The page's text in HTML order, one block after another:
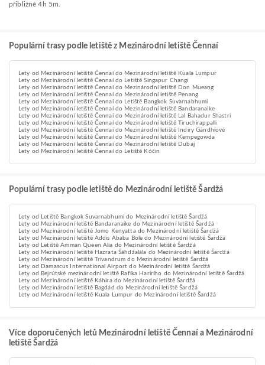
přibližně 4h 5m.
Populární trasy podle letiště z Mezinárodní letiště Čennaí
Lety od Mezinárodní letiště Čennaí do Mezinárodní letiště Kuala Lumpur
Lety od Mezinárodní letiště Čennaí do Letiště Singapur Changi
Lety od Mezinárodní letiště Čennaí do Mezinárodní letiště Don Mueang
Lety od Mezinárodní letiště Čennaí do Mezinárodní letiště Penang
Lety od Mezinárodní letiště Čennaí do Letiště Bangkok Suvarnabhumi
Lety od Mezinárodní letiště Čennaí do Mezinárodní letiště Bandaranaike
Lety od Mezinárodní letiště Čennaí do Mezinárodní letiště Lal Bahadur Shastri
Lety od Mezinárodní letiště Čennaí do Mezinárodní letiště Tiruchirappalli
Lety od Mezinárodní letiště Čennaí do Mezinárodní letiště Indiry Gándhíové
Lety od Mezinárodní letiště Čennaí do Mezinárodní letiště Kempegowda
Lety od Mezinárodní letiště Čennaí do Mezinárodní letiště Dubaj
Lety od Mezinárodní letiště Čennaí do Letiště Kóčin
Populární trasy podle letiště do Mezinárodní letiště Šardžá
Lety od Letiště Bangkok Suvarnabhumi do Mezinárodní letiště Šardžá
Lety od Mezinárodní letiště Bandaranaike do Mezinárodní letiště Šardžá
Lety od Mezinárodní letiště Jomo Kenyatta do Mezinárodní letiště Šardžá
Lety od Mezinárodní letiště Addis Ababa Bole do Mezinárodní letiště Šardžá
Lety od Letiště Amman Queen Alia do Mezinárodní letiště Šardžá
Lety od Mezinárodní letiště Hazrata Šáhdžalála do Mezinárodní letiště Šardžá
Lety od Mezinárodní letiště Trivandrum do Mezinárodní letiště Šardžá
Lety od Damascus International Airport do Mezinárodní letiště Šardžá
Lety od Bejrútské mezinárodní letiště Rafíka Harírího do Mezinárodní letiště Šardžá
Lety od Mezinárodní letiště Káhira do Mezinárodní letiště Šardžá
Lety od Mezinárodní letiště Bagdád do Mezinárodní letiště Šardžá
Lety od Mezinárodní letiště Kuala Lumpur do Mezinárodní letiště Šardžá
Více doporučených letů Mezinárodní letiště Čennaí a Mezinárodní
letiště Šardžá